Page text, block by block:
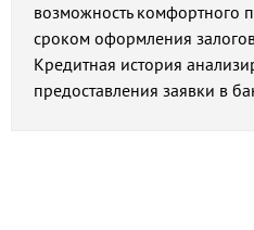
возможность комфортного
сроком оформления
Кредитная история
предоставления заявки в